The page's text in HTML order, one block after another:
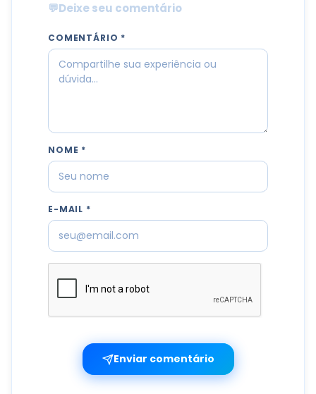
💬Deixe seu comentário
COMENTÁRIO *
NOME *
E-MAIL *
Enviar comentário